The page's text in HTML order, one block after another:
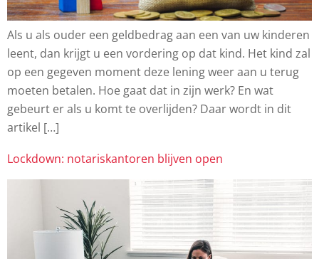
Als u als ouder een geldbedrag aan een van uw kinderen
leent, dan krijgt u een vordering op dat kind. Het kind zal
op een gegeven moment deze lening weer aan u terug
moeten betalen. Hoe gaat dat in zijn werk? En wat
gebeurt er als u komt te overlijden? Daar wordt in dit
artikel […]
Lockdown: notariskantoren blijven open